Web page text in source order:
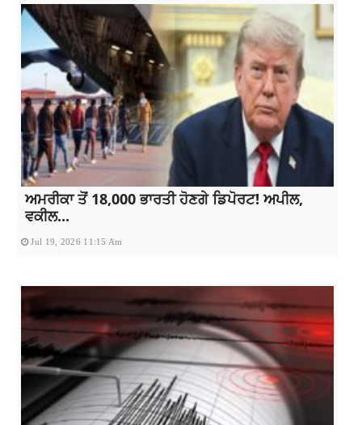
ਅਮਰੀਕਾ ਤੋਂ 18,000 ਭਾਰਤੀ ਹੋਣਗੇ ਡਿਪੋਰਟ! ਅਪੀਲ,
ਵਕੀਲ...
Jul 19, 2026 11:15 Am